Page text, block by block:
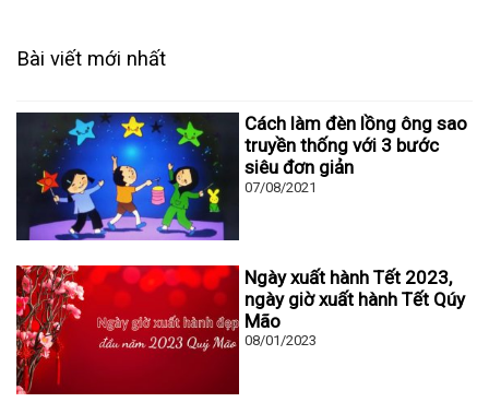
Bài viết mới nhất
Cách làm đèn lồng ông sao
truyền thống với 3 bước
siêu đơn giản
07/08/2021
Ngày xuất hành Tết 2023,
ngày giờ xuất hành Tết Qúy
Mão
08/01/2023